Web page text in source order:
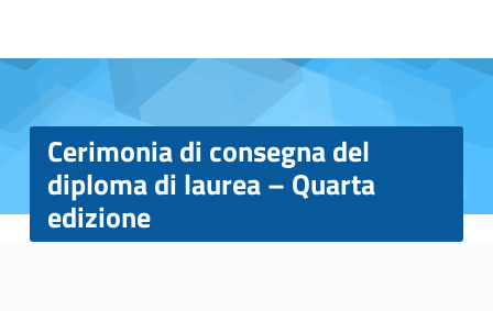
Cerimonia di consegna del
diploma di laurea – Quarta
edizione